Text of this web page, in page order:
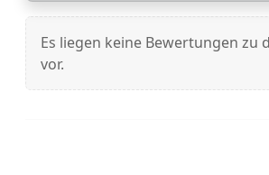
Es liegen keine Bewertungen zu
vor.